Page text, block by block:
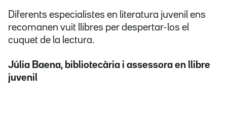
Diferents especialistes en literatura juvenil ens
recomanen vuit llibres per despertar-los el
cuquet de la lectura.
Júlia Baena, bibliotecària i assessora en llibre
juvenil